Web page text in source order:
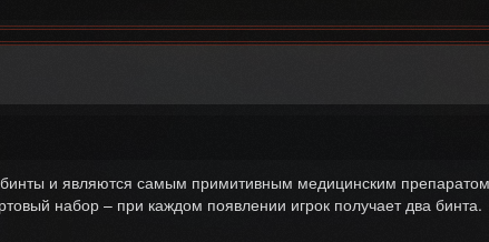
и являются самым примитивным медицинским
набор – при каждом появлении игрок получает два бинта.